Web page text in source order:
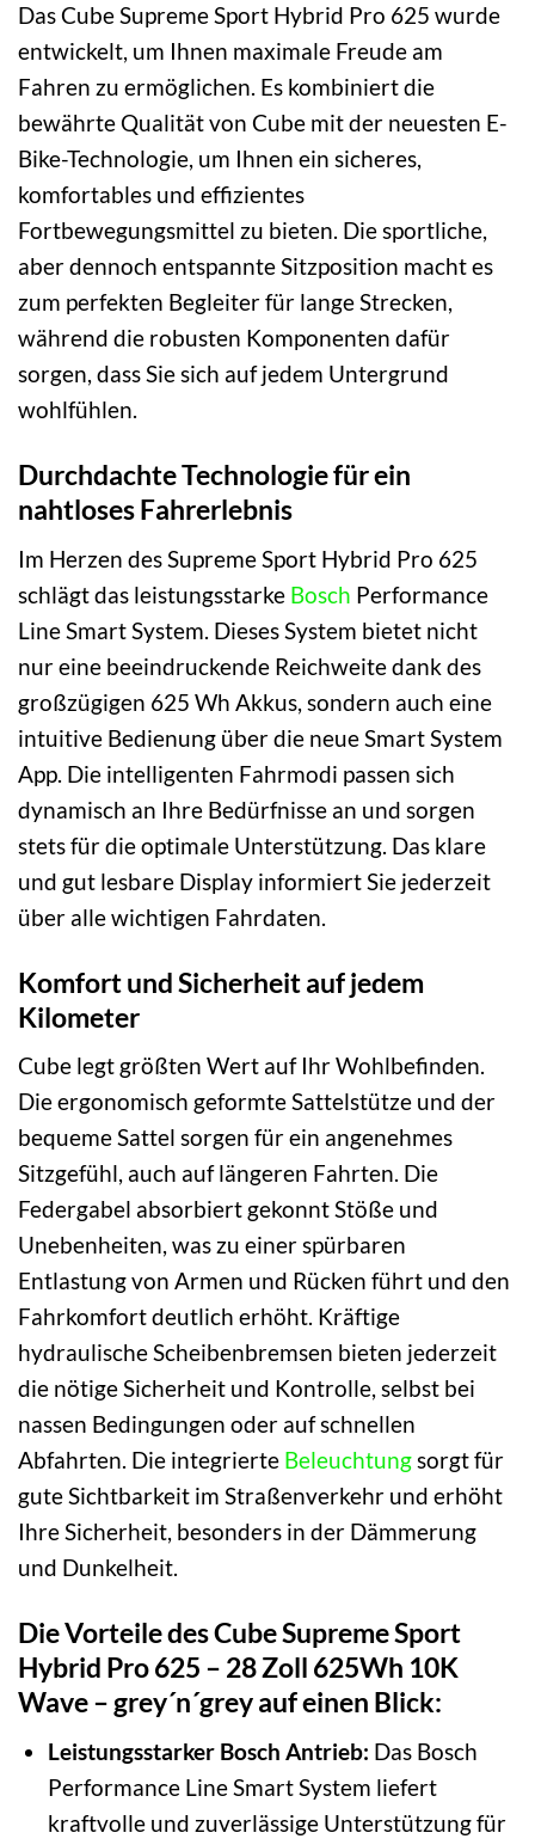
Das Cube Supreme Sport Hybrid Pro 625 wurde
entwickelt, um Ihnen maximale Freude am
Fahren zu ermöglichen. Es kombiniert die
bewährte Qualität von Cube mit der neuesten E-
Bike-Technologie, um Ihnen ein sicheres,
komfortables und effizientes
Fortbewegungsmittel zu bieten. Die sportliche,
aber dennoch entspannte Sitzposition macht es
zum perfekten Begleiter für lange Strecken,
während die robusten Komponenten dafür
sorgen, dass Sie sich auf jedem Untergrund
wohlfühlen.
Durchdachte Technologie für ein
nahtloses Fahrerlebnis
Im Herzen des Supreme Sport Hybrid Pro 625
schlägt das leistungsstarke Bosch Performance
Line Smart System. Dieses System bietet nicht
nur eine beeindruckende Reichweite dank des
großzügigen 625 Wh Akkus, sondern auch eine
intuitive Bedienung über die neue Smart System
App. Die intelligenten Fahrmodi passen sich
dynamisch an Ihre Bedürfnisse an und sorgen
stets für die optimale Unterstützung. Das klare
und gut lesbare Display informiert Sie jederzeit
über alle wichtigen Fahrdaten.
Komfort und Sicherheit auf jedem
Kilometer
Cube legt größten Wert auf Ihr Wohlbefinden.
Die ergonomisch geformte Sattelstütze und der
bequeme Sattel sorgen für ein angenehmes
Sitzgefühl, auch auf längeren Fahrten. Die
Federgabel absorbiert gekonnt Stöße und
Unebenheiten, was zu einer spürbaren
Entlastung von Armen und Rücken führt und den
Fahrkomfort deutlich erhöht. Kräftige
hydraulische Scheibenbremsen bieten jederzeit
die nötige Sicherheit und Kontrolle, selbst bei
nassen Bedingungen oder auf schnellen
Abfahrten. Die integrierte Beleuchtungsorgt für
gute Sichtbarkeit im Straßenverkehr und erhöht
Ihre Sicherheit, besonders in der Dämmerung
und Dunkelheit.
Die Vorteile des Cube Supreme Sport
Hybrid Pro 625 – 28 Zoll 625Wh 10K
Wave – grey´n´grey auf einen Blick:
Leistungsstarker Bosch Antrieb: Das Bosch
Performance Line Smart System liefert
kraftvolle und zuverlässige Unterstützung für